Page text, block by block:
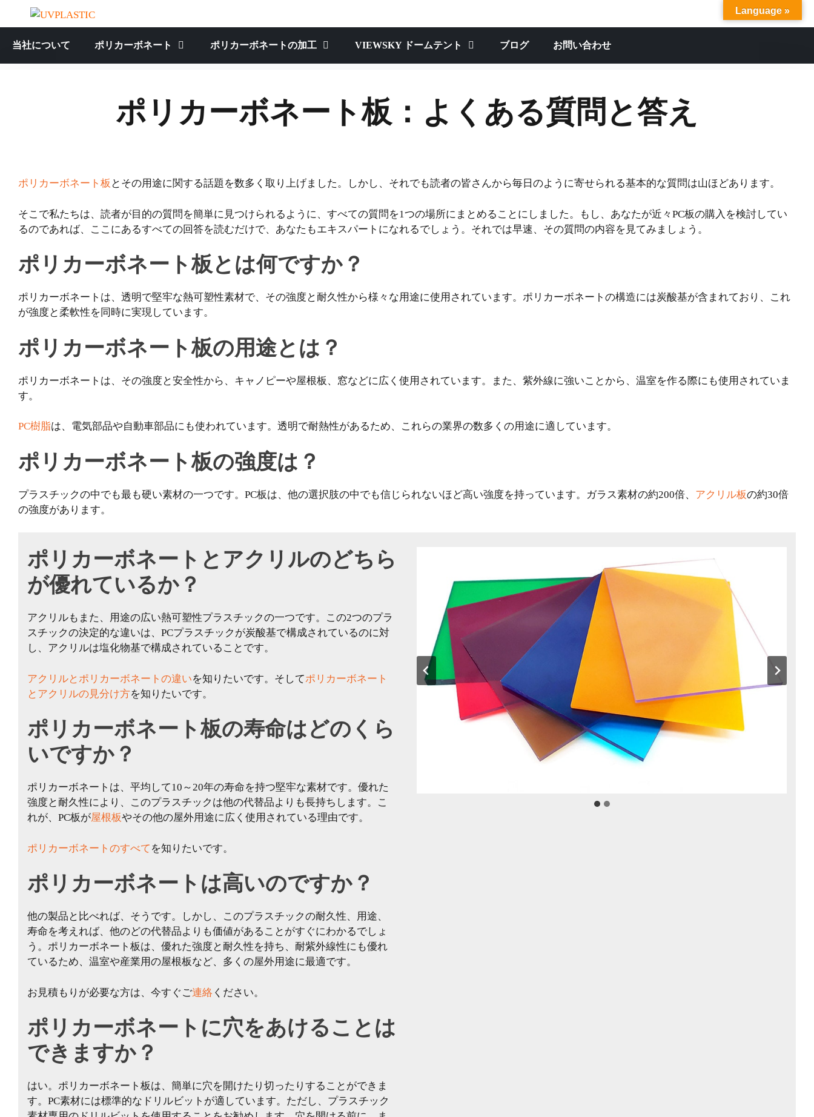
ツ
当社について ポリカーボネート ポリカーボネートの加工 VIEWSKY ドームテント ブログ お問い合わせ
ポリカーボネート板：よくある質問と答え
ポリカーボネート板 とその用途に関する話題を数多く取り上げました。しかし、それでも読者の皆さんから毎日のように寄せられる基本的な質問は山ほどあります。
そこで私たちは、読者が目的の質問を簡単に見つけられるように、すべての質問を1つの場所にまとめることにしました。もし、あなたが近々PC板の購入を検討してい
るのであれば、ここにあるすべての回答を読むだけで、あなたもエキスパートになれるでしょう。それでは早速、その質問の内容を見てみましょう。
ポリカーボネート板とは何ですか？
ポリカーボネートは、透明で堅牢な熱可塑性素材で、その強度と耐久性から様々な用途に使用されています。ポリカーボネートの構造には炭酸基が含まれており、これ
が強度と柔軟性を同時に実現しています。
ポリカーボネート板の用途とは？
ポリカーボネートは、その強度と安全性から、キャノピーや屋根板、窓などに広く使用されています。また、紫外線に強いことから、温室を作る際にも使用されていま
す。
PC樹脂は、電気部品や自動車部品にも使われています。透明で耐熱性があるため、これらの業界の数多くの用途に適しています。
ポリカーボネート板の強度は？
プラスチックの中でも最も硬い素材の一つです。PC板は、他の選択肢の中でも信じられないほど高い強度を持っています。ガラス素材の約200倍、 アクリル板の約30倍
の強度があります。
ポリカーボネートとアクリルのどちら
が優れているか？
アクリルもまた、用途の広い熱可塑性プラスチックの一つです。この2つのプラ
スチックの決定的な違いは、PCプラスチックが炭酸基で構成されているのに対
し、アクリルは塩化物基で構成されていることです。
アクリルとポリカーボネートの違いを知りたいです。そしてポリカーボネート
とアクリルの見分け方を知りたいです。
ポリカーボネート板の寿命はどのくら
いですか？
ポリカーボネートは、平均して10～20年の寿命を持つ堅牢な素材です。優れた
強度と耐久性により、このプラスチックは他の代替品よりも長持ちします。こ
れが、PC板が屋根板やその他の屋外用途に広く使用されている理由です。
ポリカーボネートのすべて を知りたいです。
ポリカーボネートは高いのですか？
他の製品と比べれば、そうです。しかし、このプラスチックの耐久性、用途、
寿命を考えれば、他のどの代替品よりも価値があることがすぐにわかるでしょ
う。ポリカーボネート板は、優れた強度と耐久性を持ち、耐紫外線性にも優れ
ているため、温室や産業用の屋根板など、多くの屋外用途に最適です。
お見積もりが必要な方は、今すぐご連絡 ください。
ポリカーボネートに穴をあけることは
できますか？
はい。ポリカーボネート板は、簡単に穴を開けたり切ったりすることができま
す。PC素材には標準的なドリルビットが適しています。ただし、プラスチック
Language »